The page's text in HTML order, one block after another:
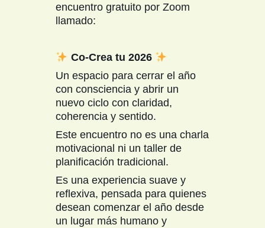
encuentro gratuito por Zoom
llamado:
Co-Crea tu 2026
Un espacio para cerrar el año
con consciencia y abrir un
nuevo ciclo con claridad,
coherencia y sentido.
Este encuentro no es una charla
motivacional ni un taller de
planificación tradicional.
Es una experiencia suave y
reflexiva, pensada para quienes
desean comenzar el año desde
un lugar más humano y